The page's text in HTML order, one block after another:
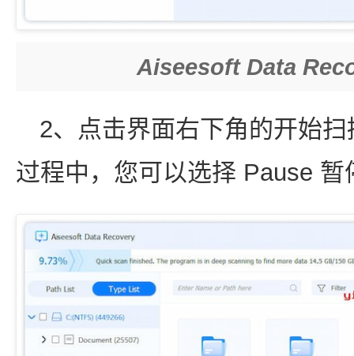
Aiseesoft Data
2、点击界面右下角的开始
过程中，您可以选择 Pause